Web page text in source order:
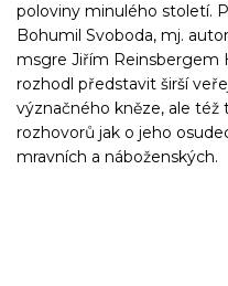
poloviny minulého století.
Bohumil Svoboda, mj.
msgre Jiřím Reinsbergem
rozhodl představit širší
význačného kněze, ale
rozhovorů jak o jeho
mravních a náboženských.